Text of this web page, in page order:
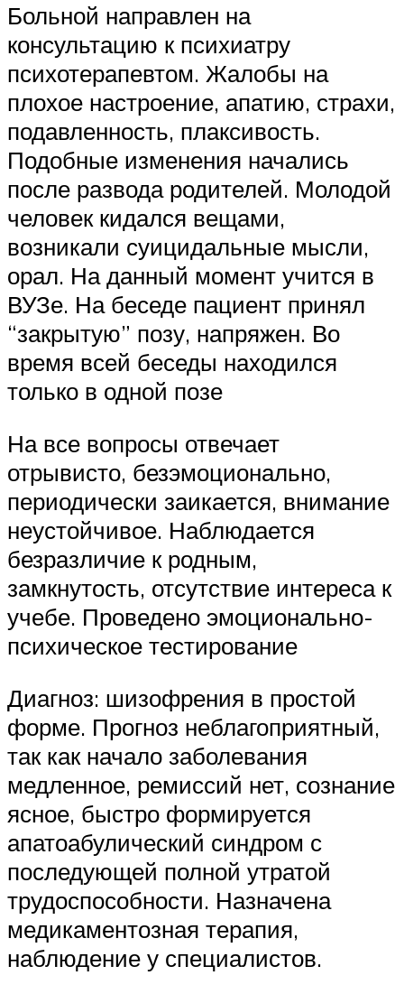
Больной направлен на
консультацию к психиатру
психотерапевтом. Жалобы на
плохое настроение, апатию, страхи,
подавленность, плаксивость.
Подобные изменения начались
после развода родителей. Молодой
человек кидался вещами,
возникали суицидальные мысли,
орал. На данный момент учится в
ВУЗе. На беседе пациент принял
“закрытую” позу, напряжен. Во
время всей беседы находился
только в одной позе
На все вопросы отвечает
отрывисто, безэмоционально,
периодически заикается, внимание
неустойчивое. Наблюдается
безразличие к родным,
замкнутость, отсутствие интереса к
учебе. Проведено эмоционально-
психическое тестирование
Диагноз: шизофрения в простой
форме. Прогноз неблагоприятный,
так как начало заболевания
медленное, ремиссий нет, сознание
ясное, быстро формируется
апатоабулический синдром с
последующей полной утратой
трудоспособности. Назначена
медикаментозная терапия,
наблюдение у специалистов.